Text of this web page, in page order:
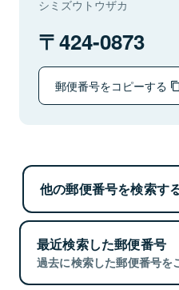
シミズウトウザカ
424-0873
郵便番号をコピーする
他の郵便番号を検索す
最近検索した郵便番号
過去に検索した郵便番号を